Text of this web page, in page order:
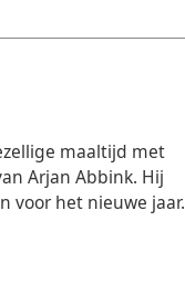
maaltijd met
Arjan Abbink. Hij
voor het nieuwe jaar.